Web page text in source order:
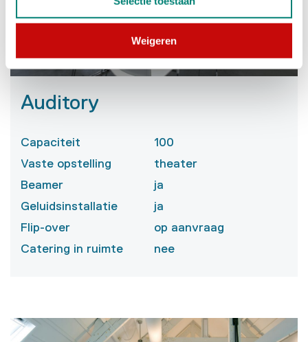
Weigeren
Auditory
Capaciteit
100
Vaste opstelling
theater
Beamer
ja
Geluidsinstallatie
ja
Flip-over
op aanvraag
Catering in ruimte
nee